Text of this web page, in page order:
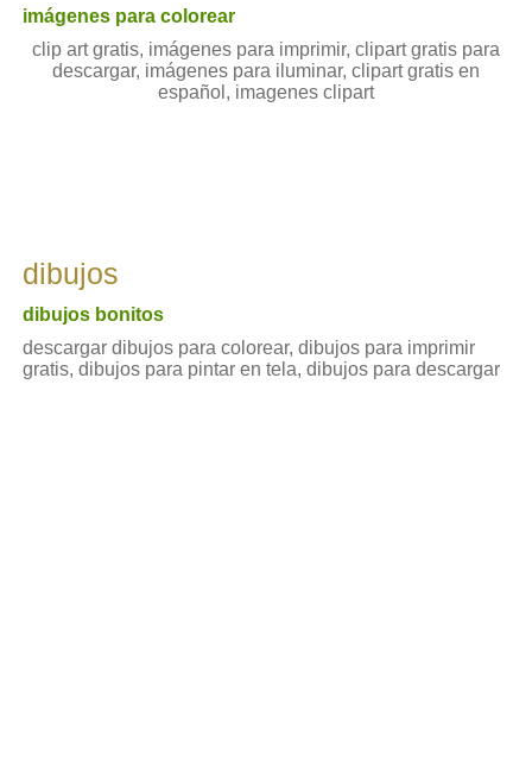
imágenes para colorear
clip art gratis, imágenes para imprimir, clipart gratis para
descargar, imágenes para iluminar, clipart gratis en
español, imagenes clipart
dibujos
dibujos bonitos
descargar dibujos para colorear, dibujos para imprimir
gratis, dibujos para pintar en tela, dibujos para descargar